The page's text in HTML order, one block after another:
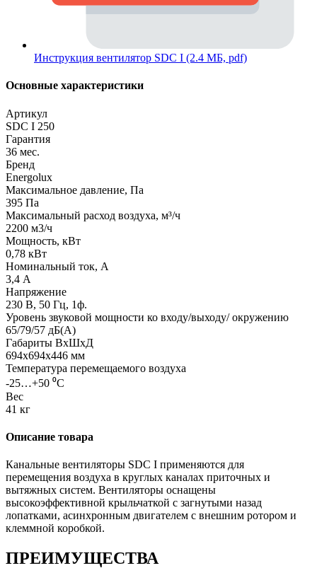
Инструкция вентилятор SDC I (2.4 МБ, pdf)
Основные характеристики
Артикул
SDC I 250
Гарантия
36 мес.
Бренд
Energolux
Максимальное давление, Па
395 Па
Максимальный расход воздуха, м³/ч
2200 м3/ч
Мощность, кВт
0,78 кВт
Номинальный ток, А
3,4 А
Напряжение
230 В, 50 Гц, 1ф.
Уровень звуковой мощности ко входу/выходу/ окружению
65/79/57 дБ(А)
Габариты ВхШхД
694x694x446 мм
Температура перемещаемого воздуха
-25…+50 ⁰С
Вес
41 кг
Описание товара
Канальные вентиляторы SDC I применяются для
перемещения воздуха в круглых каналах приточных и
вытяжных систем. Вентиляторы оснащены
высокоэффективной крыльчаткой с загнутыми назад
лопатками, асинхронным двигателем с внешним ротором и
клеммной коробкой.
ПРЕИМУЩЕСТВА